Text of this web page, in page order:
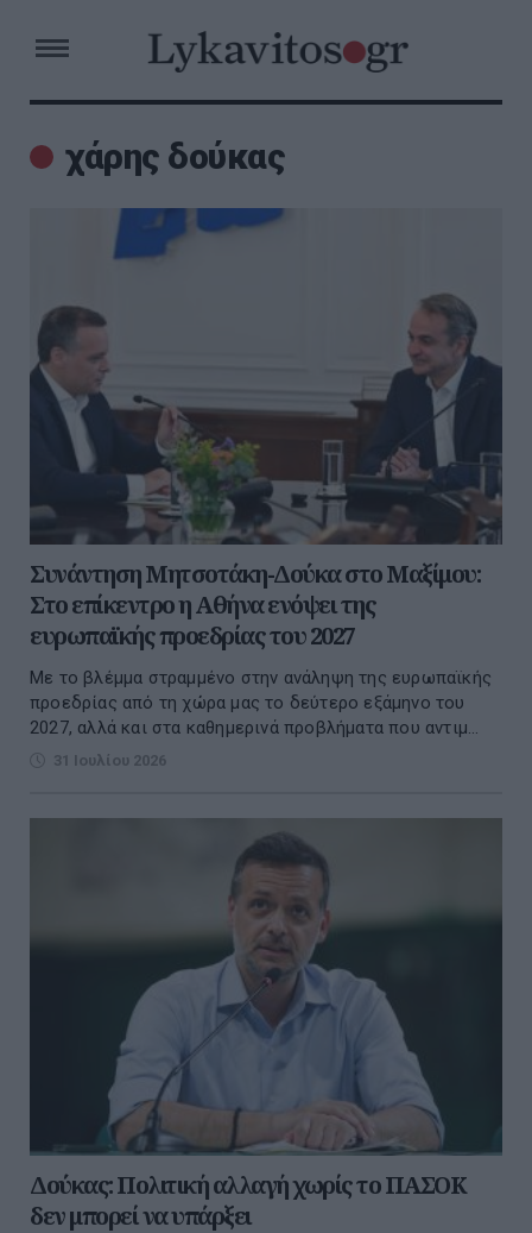
χάρης δούκας
Συνάντηση Μητσοτάκη-Δούκα στο Μαξίμου:
Στο επίκεντρο η Αθήνα ενόψει της
ευρωπαϊκής προεδρίας του 2027
Με το βλέμμα στραμμένο στην ανάληψη της ευρωπαϊκής
προεδρίας από τη χώρα μας το δεύτερο εξάμηνο του
2027, αλλά και στα καθημερινά προβλήματα που αντιμ...
31 Ιουλίου 2026
Δούκας: Πολιτική αλλαγή χωρίς το ΠΑΣΟΚ
δεν μπορεί να υπάρξει